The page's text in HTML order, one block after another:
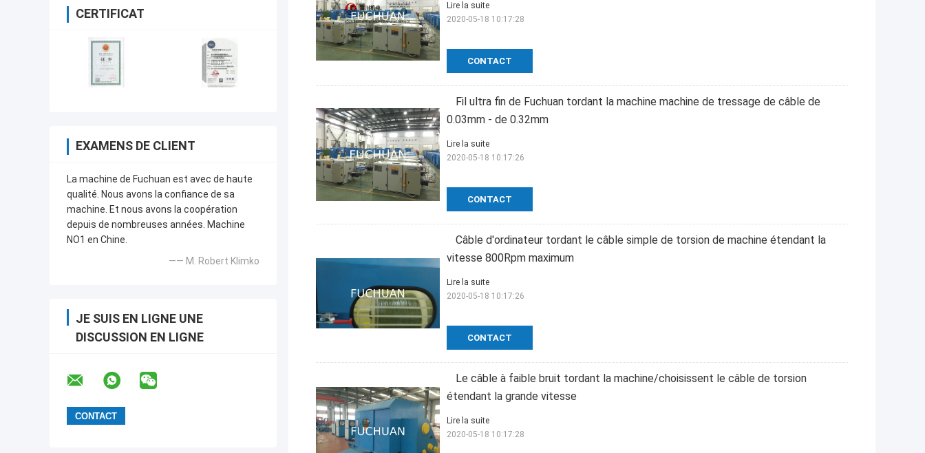
CERTIFICAT
EXAMENS DE CLIENT
La machine de Fuchuan est avec de haute
qualité. Nous avons la confiance de sa
machine. Et nous avons la coopération
depuis de nombreuses années. Machine
NO1 en Chine.
—— M. Robert Klimko
JE SUIS EN LIGNE UNE
DISCUSSION EN LIGNE
CONTACT
Lire la suite
2020-05-18 10:17:28
Fil ultra fin de Fuchuan tordant la machine machine de tressage de câble de
0.03mm - de 0.32mm
CONTACT
Lire la suite
2020-05-18 10:17:26
Câble d'ordinateur tordant le câble simple de torsion de machine étendant la
vitesse 800Rpm maximum
CONTACT
Lire la suite
2020-05-18 10:17:26
Le câble à faible bruit tordant la machine/choisissent le câble de torsion
étendant la grande vitesse
Lire la suite
2020-05-18 10:17:28